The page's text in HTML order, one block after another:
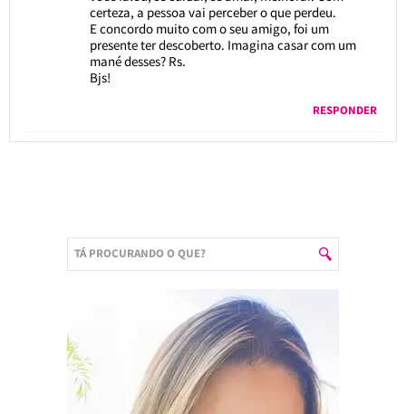
certeza, a pessoa vai perceber o que perdeu.
E concordo muito com o seu amigo, foi um
presente ter descoberto. Imagina casar com um
mané desses? Rs.
Bjs!
RESPONDER